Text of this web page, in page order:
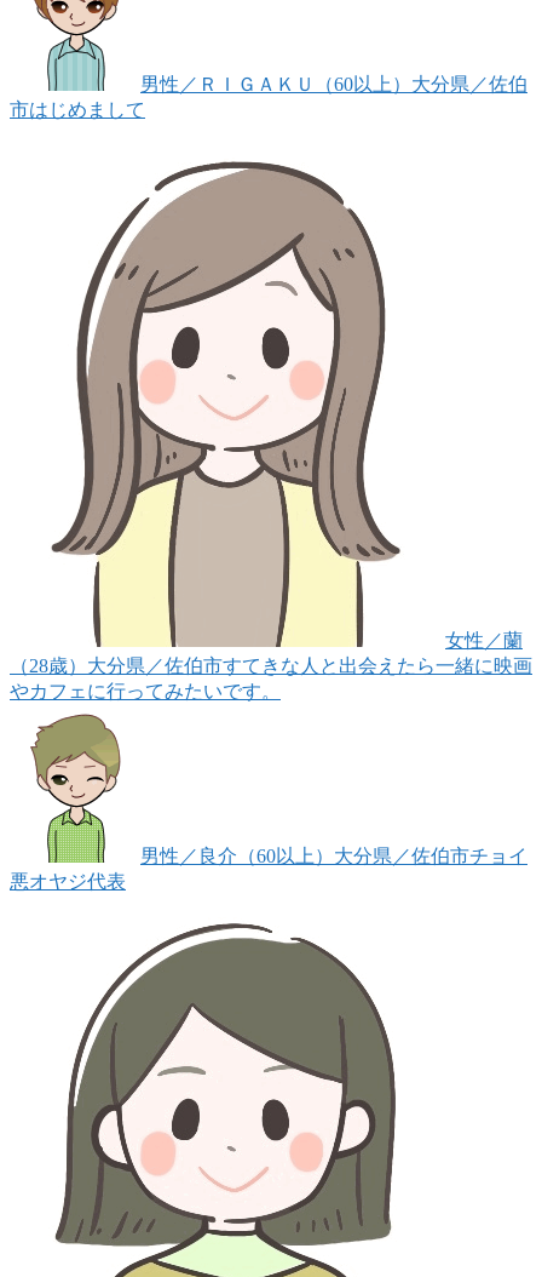
男性 ／ＲＩＧＡＫＵ（60以上） 大分県／佐伯
市はじめまして
女性 ／蘭
（28歳） 大分県／佐伯市すてきな人と出会えたら一緒に映画
やカフェに行ってみたいです。
男性 ／良介（60以上） 大分県／佐伯市チョイ
悪オヤジ代表